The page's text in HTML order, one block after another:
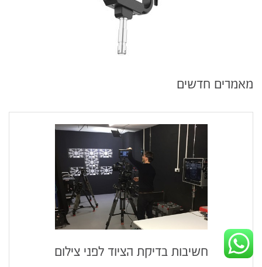
מאמרים חדשים
חשיבות בדיקת הציוד לפני צילום